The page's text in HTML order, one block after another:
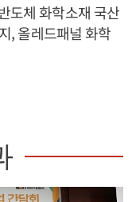
도체 화학소재 국산
, 올레드패널 화학